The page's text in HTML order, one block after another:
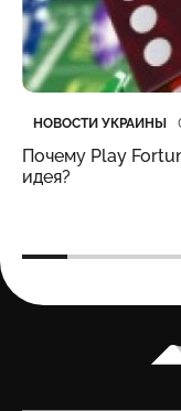
Категория
НОВОСТИ УКРАИНЫ
Дата публикации
Почему Play
идея?